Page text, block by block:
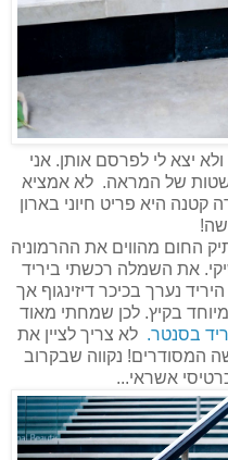
יצא לי לפרסם אותן. אני
של המראה. לא אמציא
היא פריט חיוני בארון
החום מהווים את ההרמוניה
את השמלה רכשתי ביריד
נערך בכיכר דיזינגוף אך
בקיץ. לכן שמחתי מאוד
בסנטר. לא צריך לציין את
המסודרים! נקווה שבקרוב
אשראי...